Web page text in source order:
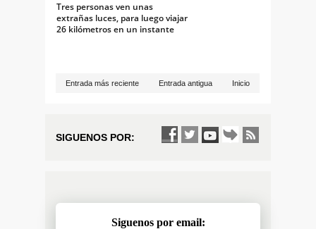
Tres personas ven unas
extrañas luces, para luego viajar
26 kilómetros en un instante
Entrada más reciente Entrada antigua Inicio
SIGUENOS POR:
Siguenos por email: